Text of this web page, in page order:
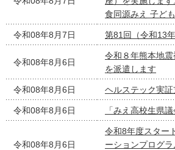
食同源みえ 子ど
令和08年8月7日 第81回（令和13
令和08年8月6日
令和８年熊本地
を派遣します
令和08年8月6日 ヘルステック実
令和08年8月6日 「みえ高校生県
令和08年8月6日
令和8年度スター
ーションプログ